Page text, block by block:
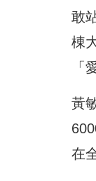
敢
棟
「
黃
在